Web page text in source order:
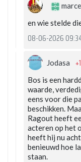
en wie stelde
08-06-2026
Jodasa
Bos is een
waarde,
eens voor die
beschikken.
Ragout heeft
acteren op het
heeft hij nu
benieuwd hoe
staan.